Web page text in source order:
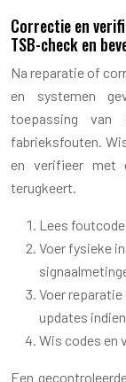
Correctie en
TSB-check en
Na reparatie of
en systemen
toepassing
fabrieksfouten.
en verifieer met
terugkeert.
Lees
Voer fysieke
Voer
updates
Wis codes en
Een